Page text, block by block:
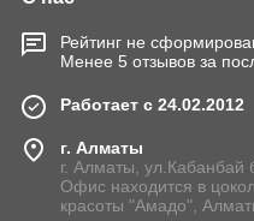
Рейтинг не
Менее 5 отзывов за
Работает с 24.02.2012
г. Алматы
г. Алматы, ул.Кабанбай
Офис находится в
красоты "Амадо",